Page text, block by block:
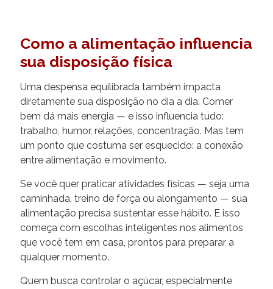
Como a alimentação influencia
sua disposição física
Uma despensa equilibrada também impacta
diretamente sua disposição no dia a dia. Comer
bem dá mais energia — e isso influencia tudo:
trabalho, humor, relações, concentração. Mas tem
um ponto que costuma ser esquecido: a conexão
entre alimentação e movimento.
Se você quer praticar atividades físicas — seja uma
caminhada, treino de força ou alongamento — sua
alimentação precisa sustentar esse hábito. E isso
começa com escolhas inteligentes nos alimentos
que você tem em casa, prontos para preparar a
qualquer momento.
Quem busca controlar o açúcar, especialmente